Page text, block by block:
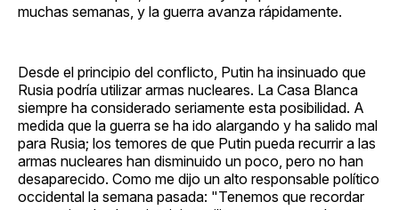
muchas semanas, y la guerra avanza rápidamente.
Desde el principio del conflicto, Putin ha insinuado que
Rusia podría utilizar armas nucleares. La Casa Blanca
siempre ha considerado seriamente esta posibilidad. A
medida que la guerra se ha ido alargando y ha salido mal
para Rusia; los temores de que Putin pueda recurrir a las
armas nucleares han disminuido un poco, pero no han
desaparecido. Como me dijo un alto responsable político
occidental la semana pasada: "Tenemos que recordar